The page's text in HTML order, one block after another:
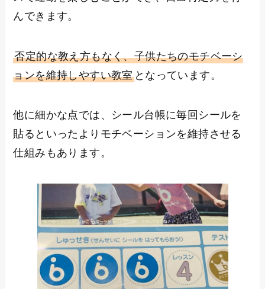
んできます。
否定的な教え方もなく、子供たちのモチベーシ
ョンを維持しやすい教室となっています。
他に細かな点では、シール台帳に毎回シールを
貼るといったよりモチベーションを維持させる
仕組みもあります。